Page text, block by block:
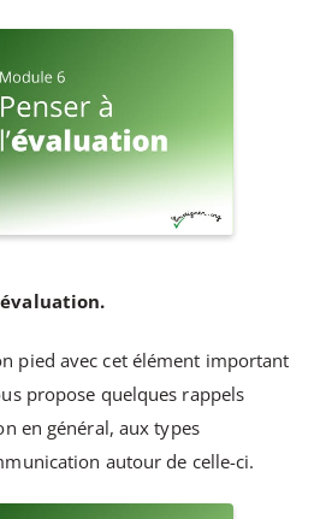
pied avec cet élément important
propose quelques rappels
en général, aux types
autour de celle-ci.